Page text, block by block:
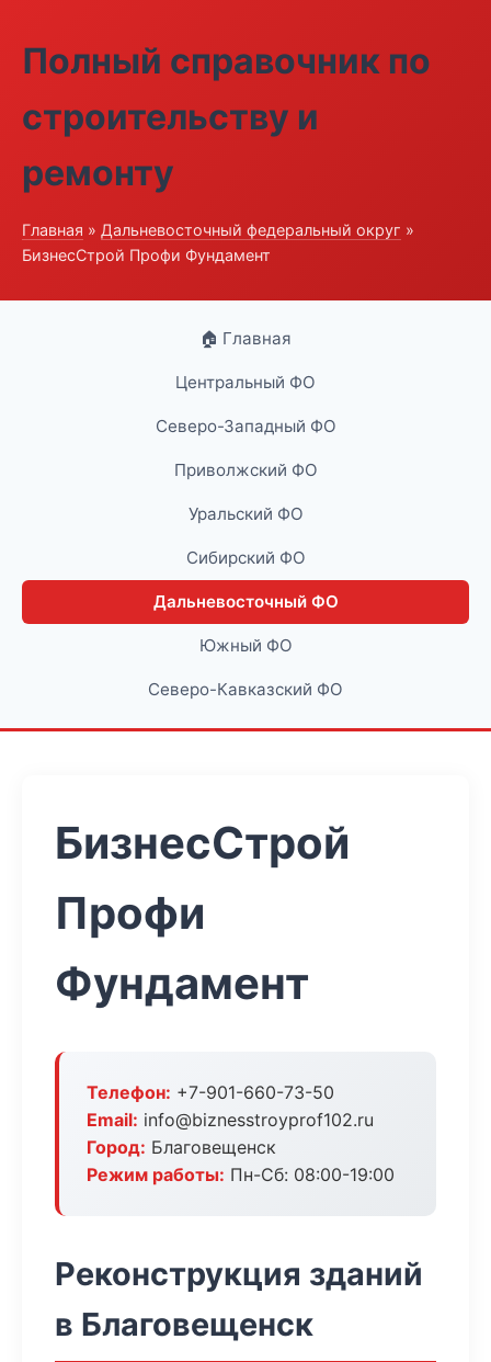
Полный справочник по
строительству и
ремонту
Главная » Дальневосточный федеральный округ »
БизнесСтрой Профи Фундамент
🏠 Главная
Центральный ФО
Северо-Западный ФО
Приволжский ФО
Уральский ФО
Сибирский ФО
Дальневосточный ФО
Южный ФО
Северо-Кавказский ФО
БизнесСтрой
Профи
Фундамент
Телефон: +7-901-660-73-50
Email: info@biznesstroyprof102.ru
Город: Благовещенск
Режим работы: Пн-Сб: 08:00-19:00
Реконструкция зданий
в Благовещенск